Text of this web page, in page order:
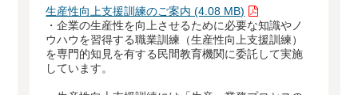
生産性向上支援訓練のご案内 (4.08 MB)
・企業の生産性を向上させるために必要な知識やノ
ウハウを習得する職業訓練（生産性向上支援訓練）
を専門的知見を有する民間教育機関に委託して実施
しています。